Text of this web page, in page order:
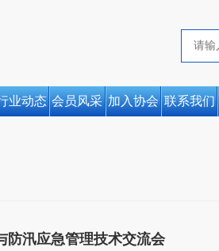
业动态 会员风采 加入协会 联系我们
防汛应急管理技术交流会